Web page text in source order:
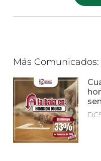
Más Comunicados: